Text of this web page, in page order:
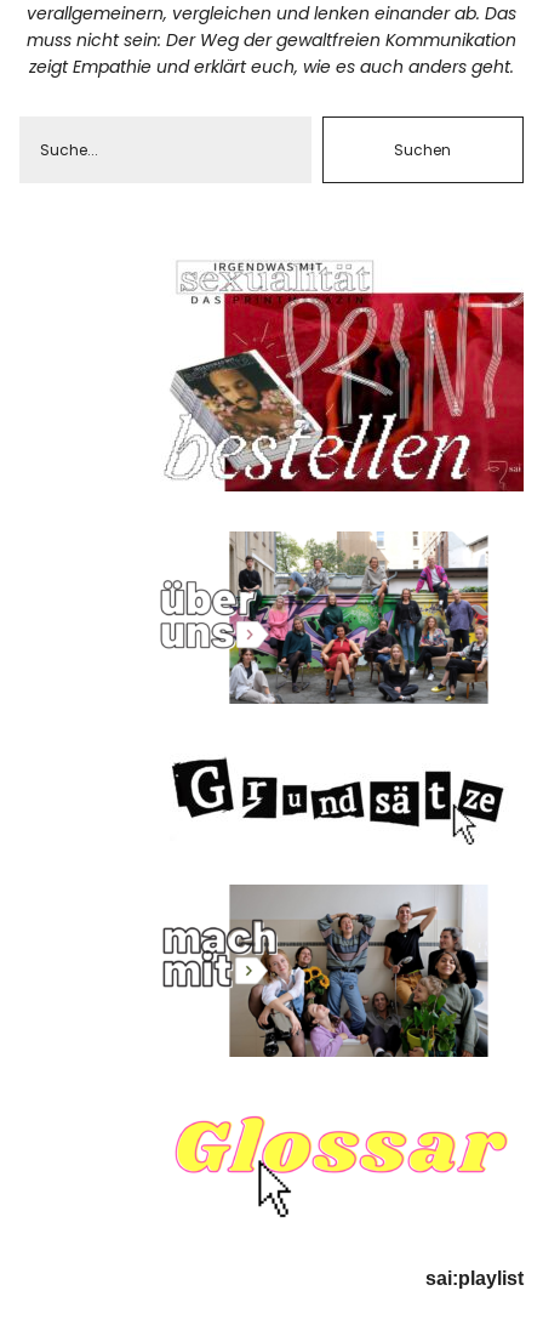
verallgemeinern, vergleichen und lenken einander ab. Das
muss nicht sein: Der Weg der gewaltfreien Kommunikation
zeigt Empathie und erklärt euch, wie es auch anders geht.
sai:playlist